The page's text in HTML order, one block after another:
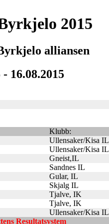
2015
alliansen
- 16.08.2015
Klubb:
Ullensaker/Kisa IL
Ullensaker/Kisa IL
Gneist,IL
Sandnes IL
Gular, IL
Skjalg IL
Tjalve, IK
Tjalve, IK
Ullensaker/Kisa IL
Resultatsystem